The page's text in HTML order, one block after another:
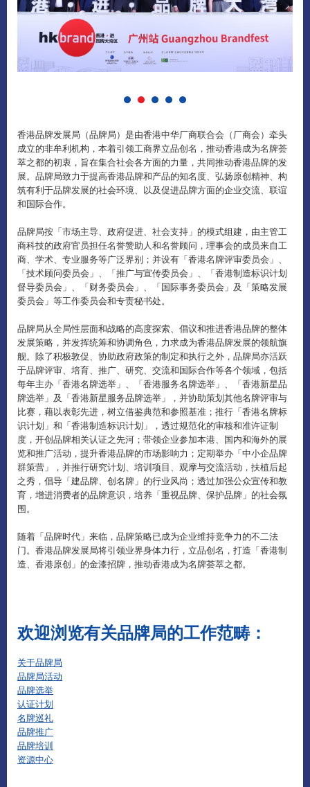
香港品牌发展局（品牌局）是由香港中华厂商联合会（厂商会）牵头
成立的非牟利机构，本着引领工商界立品创名，推动香港成为名牌荟
萃之都的初衷，旨在集合社会各方面的力量，共同推动香港品牌的发
展。品牌局致力于提高香港品牌和产品的知名度、弘扬原创精神、构
筑有利于品牌发展的社会环境、以及促进品牌方面的企业交流、联谊
和国际合作。
品牌局按「市场主导、政府促进、社会支持」的模式组建，由主管工
商科技的政府官员担任名誉赞助人和名誉顾问，理事会的成员来自工
商、学术、专业服务等广泛界别；并设有「香港名牌评审委员会」、
「技术顾问委员会」、「推广与宣传委员会」、「香港制造标识计划
督导委员会」、「财务委员会」、「国际事务委员会」及「策略发展
委员会」等工作委员会和专责秘书处。
品牌局从全局性层面和战略的高度探索、倡议和推进香港品牌的整体
发展策略，并发挥统筹和协调角色，力求成为香港品牌发展的领航旗
舰。除了积极敦促、协助政府政策的制定和执行之外，品牌局亦活跃
于品牌评审、培育、推广、研究、交流和国际合作等各个领域，包括
每年主办「香港名牌选举」、「香港服务名牌选举」、「香港新星品
牌选举」及「香港新星服务品牌选举」，并协助策划其他名牌评审与
比赛，藉以表彰先进，树立借鉴典范和参照基准；推行「香港名牌标
识计划」和「香港制造标识计划」，透过规范化的审核和准许证制
度，开创品牌相关认证之先河；带领企业参加本港、国内和海外的展
览和推广活动，提升香港品牌的市场影响力；定期举办「中小企品牌
群策营」，并推行研究计划、培训项目、观摩与交流活动，扶植后起
之秀，倡导「建品牌、创名牌」的行业风尚；透过加强公众宣传和教
育，增进消费者的品牌意识，培养「重视品牌、保护品牌」的社会氛
围。
随着「品牌时代」来临，品牌策略已成为企业维持竞争力的不二法
门。香港品牌发展局将引领业界身体力行，立品创名，打造「香港制
造、香港原创」的金漆招牌，推动香港成为名牌荟萃之都。
欢迎浏览有关品牌局的工作范畴：
关于品牌局
品牌局活动
品牌选举
认证计划
名牌巡礼
品牌推广
品牌培训
资源中心